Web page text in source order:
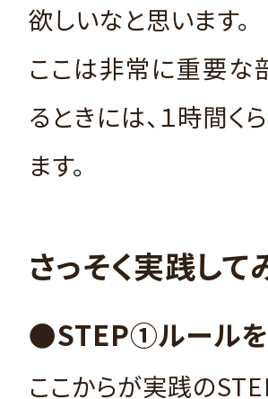
欲しいなと思います。
ここは非常に重要な
るときには、１時間く
ます。
さっそく実践して
●STEP①ルールを
ここからが実践の